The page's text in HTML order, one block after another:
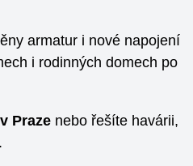
armatur i nové napojení
i rodinných domech po
Praze nebo řešíte havárii,